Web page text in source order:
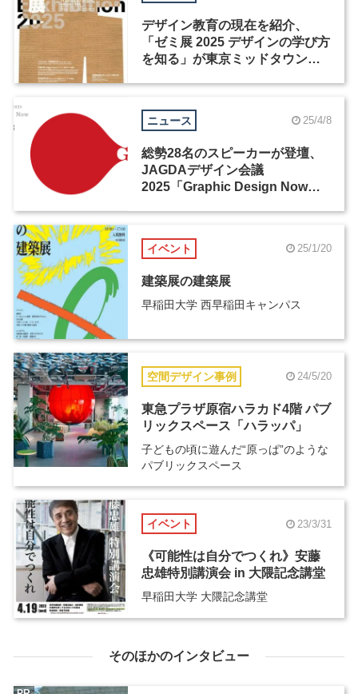
デザイン教育の現在を紹介、
「ゼミ展 2025 デザインの学び方
を知る」が東京ミッドタウンで
ニュース 25/4/8
総勢28名のスピーカーが登壇、
JAGDAデザイン会議
2025「Graphic Design Now」
イベント 25/1/20
建築展の建築展
早稲田大学 西早稲田キャンパス
空間デザイン事例 24/5/20
東急プラザ原宿ハラカド4階 パブ
リックスペース「ハラッパ」
子どもの頃に遊んだ“原っぱ”のような
パブリックスペース
イベント 23/3/31
《可能性は自分でつくれ》安藤
忠雄特別講演会 in 大隈記念講堂
早稲田大学 大隈記念講堂
そのほかのインタビュー